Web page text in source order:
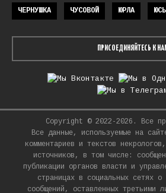
ЧЕРНУШКА ЧУСОВОЙ ЮРЛА
ПРИСОЕДИНЯЙТЕСЬ К
Copyright © 2022-2026. Все
Все данные, используемые на
комментариев и текстов
источников, в том числе:
публикации органов власти и
страницах в социальных сетях
сообщений, оставленных третьими